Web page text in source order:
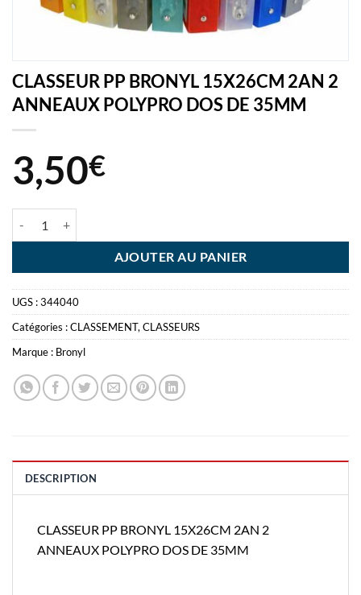
CLASSEUR PP BRONYL 15X26CM 2AN 2
ANNEAUX POLYPRO DOS DE 35MM
3,50€
AJOUTER AU PANIER
UGS :344040
Catégories :CLASSEMENT,CLASSEURS
Marque : Bronyl
DESCRIPTION
CLASSEUR PP BRONYL 15X26CM 2AN 2
ANNEAUX POLYPRO DOS DE 35MM